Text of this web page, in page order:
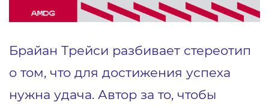
Брайан Трейси разбивает стереотип
о том, что для достижения успеха
нужна удача. Автор за то, чтобы